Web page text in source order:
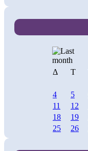
Δ
Τ
4
5
11
12
18
19
25
26